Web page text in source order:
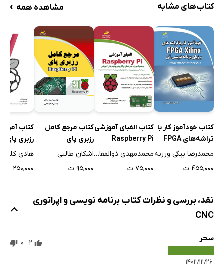
کتاب‌های مشابه مشاهده همه ›
کتاب خودآموز کار با
تراشه‌های FPGA
Xilinx و زبان برنامه
محمدرضا بیگی ورزنه
۴۵۵,۰۰۰ ت
کتاب الفبای آموزشی
Raspberry Pi
محمدمهدی ذوالفقاری
۷۵,۰۰۰ ت
کتاب مرجع کامل
رزبری پای
RaspBerry Pi
اشکان طالبی
۹۵,۰۰۰ ت
کتاب
رزبری پای
هادی کلانی
۲۵۰,۰۰۰ ت
نقد، بررسی و نظرات کتاب برنامه نویسی و اپراتوری
CNC
سحر
۱۴۰۲/۱۲/۲۶
2
0